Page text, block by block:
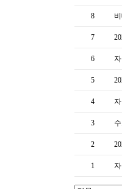
8
7
6
5
4
3
2
1